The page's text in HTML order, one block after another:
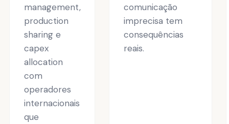
management,
production
sharing e
capex
allocation
com
operadores
internacionais
que
comunicação
imprecisa tem
consequências
reais.